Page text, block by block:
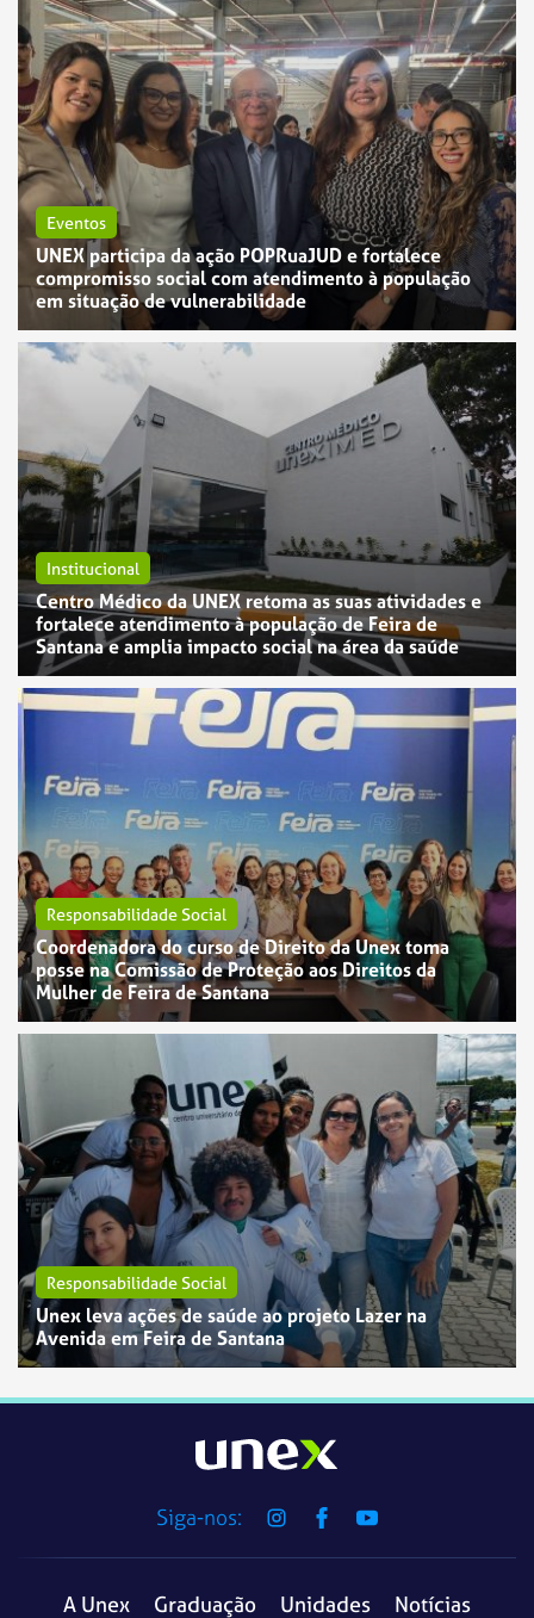
Eventos
UNEX participa da ação POPRuaJUD e fortalece
compromisso social com atendimento à população
em situação de vulnerabilidade
Institucional
Centro Médico da UNEX retoma as suas atividades e
fortalece atendimento à população de Feira de
Santana e amplia impacto social na área da saúde
Responsabilidade Social
Coordenadora do curso de Direito da Unex toma
posse na Comissão de Proteção aos Direitos da
Mulher de Feira de Santana
Responsabilidade Social
Unex leva ações de saúde ao projeto Lazer na
Avenida em Feira de Santana
Siga-nos:
A Unex Graduação Unidades
Notícias